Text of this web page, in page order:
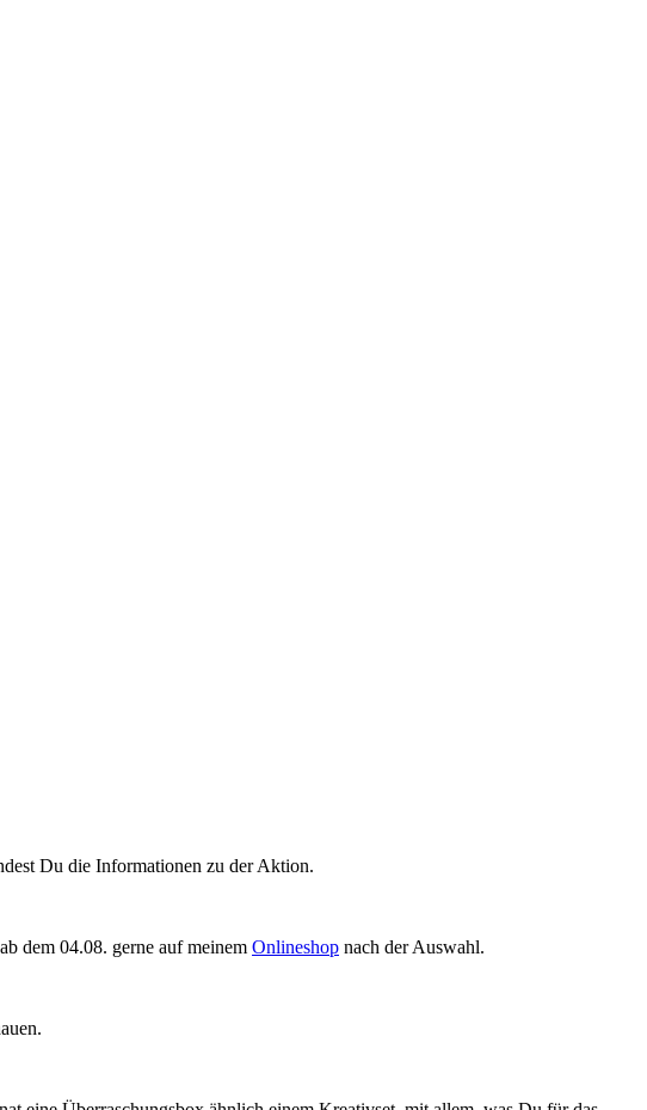
Du die Informationen zu der Aktion.
dem 04.08. gerne auf meinem Onlineshop nach der Auswahl.